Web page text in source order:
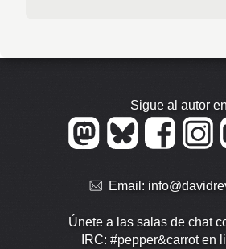
Sigue al autor
Email:
Únete a las salas de chat
IRC: #pepper&carrot en